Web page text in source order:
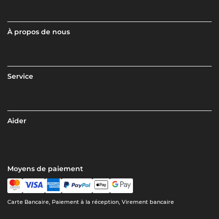
À propos de nous
Service
Aider
Moyens de paiement
Carte Bancaire, Paiement à la réception, Virement bancaire